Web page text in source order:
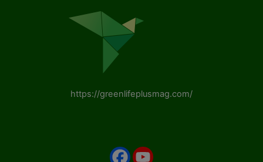
https://greenlifeplusmag.com/